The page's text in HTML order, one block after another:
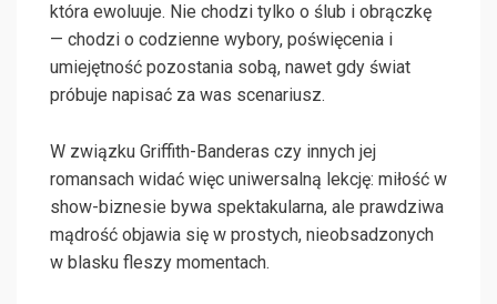
która ewoluuje. Nie chodzi tylko o ślub i obrączkę
— chodzi o codzienne wybory, poświęcenia i
umiejętność pozostania sobą, nawet gdy świat
próbuje napisać za was scenariusz.
W związku Griffith-Banderas czy innych jej
romansach widać więc uniwersalną lekcję: miłość w
show-biznesie bywa spektakularna, ale prawdziwa
mądrość objawia się w prostych, nieobsadzonych
w blasku fleszy momentach.